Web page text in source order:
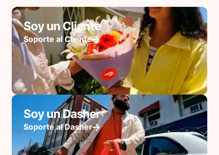
Soy un Cliente
Soporte al Cliente
Soy un Dasher
Soporte al Dasher